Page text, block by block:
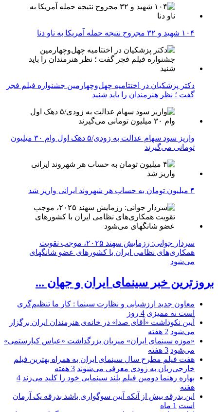
۱۰۴ شهید و ۳۲ مجروح نتیجه حمله آمریکا به ناو دنا
دکتر پزشکیان در اختتامیه چهل‌وچهارمین جشنواره فیلم فجر
گفت ؛ نظر هنرمندان را باید شنید
واریز سود سهام عدالت به زودی/۵ دهک اول وام ۳۰ میلیون
تومانی می‌گیرند
۴ میلیون تومان به حساب هر شهروند ایرانی واریز شد
سردار جوانی: رزمایش سهند ۲۰۲۵، موجب تقویت
همکاری‌های نظامی ایران با کشور‌های عضو شانگهای
می‌شود
بروزترین خبر سینمای ایران و جهان ...
معاون جدید ارزشیابی و نظارت سینما : کار ما تنظیم‌گری
است نه ممیزی 4 روز
آیین نکوداشت «آقای صدا» در خانه‌ی هنرمندان ایران برگزار
می‌شود 2 هفته
«موزه سینمای ایران» میزبان بزرگداشت «عباس کیارستمی»
می‌شود 3 هفته
هفت فیلم مطرح سال سینمای ایران به همراه بهترین فیلم
خارجی‌زبان به زودی معرفی می‌شوند 3 هفته
بهاره رهنما دومین فیلم بلند سینمایی خود را کلید می‌زند 4
هفته
این بدرقه بیش از آنکه آیین سوگواری باشد بدرقه یک آرمان
است 1 ماه